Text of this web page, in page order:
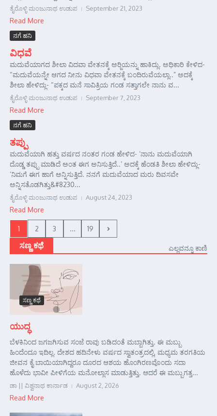
ತೈರೊಳ್ಳಿ ಮಂಜುನಾಥ ಉಡುಪ September 21, 2023
Read More
ನಗೆ ಹನಿ
ವಿಧವೆ
ಮದುವೆಯಾಗದ ಶೀಲಾ ವಿದವಾ ವೇತನಕ್ಕೆ ಅರ್‍ಜಿಯನ್ನು ಹಾಕಿದ್ಲು. ಅಧಿಕಾರಿ ಕೇಳಿದ-
“ಮದುವೆಯನ್ನೇ ಆಗದ ನೀನು ವಿಧವಾ ವೇತನಕ್ಕೆ ಬಂದಿರುವೆಯಲ್ಲಾ..” ಅದಕ್ಕೆ
ಶೀಲಾ ಹೇಳಿದ್ಲು- “ಪಕ್ಕದ ಮನೆ ಸಾವಿತ್ರಿಯ ಗಂಡ ಸತ್ತಾಗಲೇ ನಾನು ವ...
ತೈರೊಳ್ಳಿ ಮಂಜುನಾಥ ಉಡುಪ September 7, 2023
Read More
ನಗೆ ಹನಿ
ತಪ್ಪು
ಮದುವೆಯಾಗಿ ಹತ್ತು ವರ್ಷದ ನಂತರ ಗಂಡ ಹೇಳಿದ- ‘ನಾನು ಮದುವೆಯಾಗಿ
ದೊಡ್ಡ ತಪ್ಪು ಮಾಡಿದೆ ಅಂತ ಈಗ ಅನಿಸುತ್ತಿದೆ..’ ಅದಕ್ಕೆ ಹೆಂಡತಿ ಶೀಲಾ ಹೇಳಿದ್ಲು-
‘ನಿಮಗೆ ಈಗ ಹಾಗೆ ಅನ್ನಿಸುತ್ತಿದೆ. ನನಗೆ ಮದುವೆಯಾದ ಮರು ದಿವಸವೇ
ಅನ್ನಿಸತೊಡಗಿತ್ತು&#8230...
ತೈರೊಳ್ಳಿ ಮಂಜುನಾಥ ಉಡುಪ August 24, 2023
Read More
1 2 3 ... 19
ಸಣ್ಣ ಕಥೆ ಎಲ್ಲವನ್ನೂ ಕಾಣಿ
ಸಣ್ಣ ಕಥೆ
ಯುದ್ಧ
ಬೆಳಕಿನಿಂದ ಜಗಜಗಿಸುವ ಸಂಜೆ ರಾವು ಬಡಿದಂತೆ ಮಬ್ಬಾಗಿತ್ತು. ಈ ಮಬ್ಬು
ಹಿಂದೆಂದೂ ಇದಿಲ್ಲ. ದೇಶದ ಹದಿನೇಳು ವರ್ಷದ ಸ್ವಾತಂತ್ರದಲ್ಲಿ, ಮಧ್ಯಮ ತರಗತಿಯ
ಜೀವನ ಕೈ ಬಾಯಿಯಾಗಿದ್ದರೂ ದೂರದ ಆಶಯ ಹೊಂಗಿರಣವೊಂದು ಸದಾ
ಹೊಳೆದು ಭಾವೀ ಪೀಳಿಗೆಯ ಮನೋಲ್ಲಾಸ ಮಾಡುತ್ತಿತ್ತು. ಆದರೆ ಈ ಮಬ್ಬುಗತ್ತ...
ಡಾ || ವಿಶ್ವನಾಥ ಕಾರ್ನಾಡ August 2, 2026
Read More